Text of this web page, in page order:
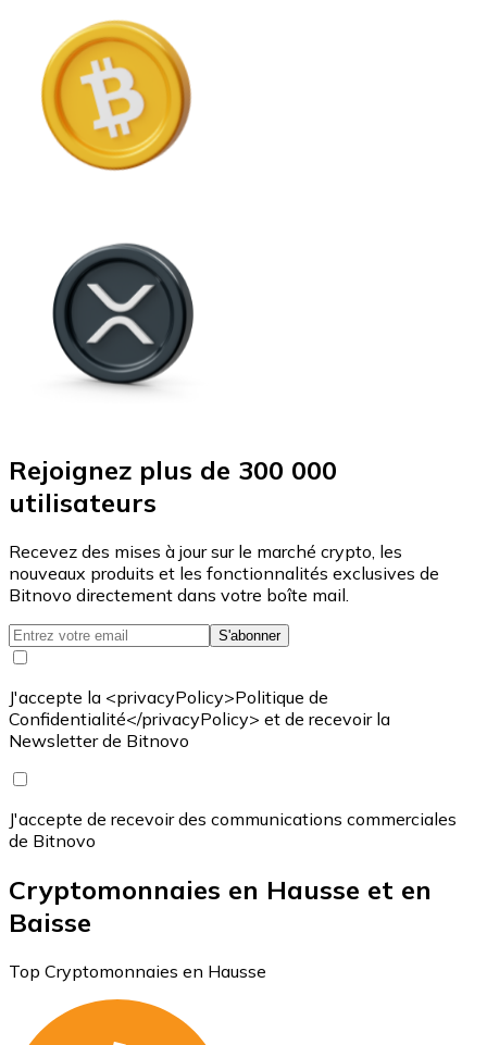
Rejoignez plus de 300 000
utilisateurs
Recevez des mises à jour sur le marché crypto, les
nouveaux produits et les fonctionnalités exclusives de
Bitnovo directement dans votre boîte mail.
S'abonner
J'accepte la <privacyPolicy>Politique de
Confidentialité</privacyPolicy> et de recevoir la
Newsletter de Bitnovo
J'accepte de recevoir des communications commerciales
de Bitnovo
Cryptomonnaies en Hausse et en
Baisse
Top Cryptomonnaies en Hausse